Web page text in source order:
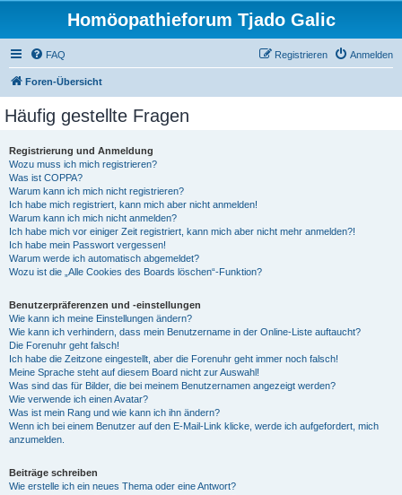
Homöopathieforum Tjado Galic
FAQ Anmelden
Registrieren
Foren-Übersicht
Häufig gestellte Fragen
Registrierung und Anmeldung
Wozu muss ich mich registrieren?
Was ist COPPA?
Warum kann ich mich nicht registrieren?
Ich habe mich registriert, kann mich aber nicht anmelden!
Warum kann ich mich nicht anmelden?
Ich habe mich vor einiger Zeit registriert, kann mich aber nicht mehr anmelden?!
Ich habe mein Passwort vergessen!
Warum werde ich automatisch abgemeldet?
Wozu ist die „Alle Cookies des Boards löschen“-Funktion?
Benutzerpräferenzen und -einstellungen
Wie kann ich meine Einstellungen ändern?
Wie kann ich verhindern, dass mein Benutzername in der Online-Liste auftaucht?
Die Forenuhr geht falsch!
Ich habe die Zeitzone eingestellt, aber die Forenuhr geht immer noch falsch!
Meine Sprache steht auf diesem Board nicht zur Auswahl!
Was sind das für Bilder, die bei meinem Benutzernamen angezeigt werden?
Wie verwende ich einen Avatar?
Was ist mein Rang und wie kann ich ihn ändern?
Wenn ich bei einem Benutzer auf den E-Mail-Link klicke, werde ich aufgefordert, mich
anzumelden.
Beiträge schreiben
Wie erstelle ich ein neues Thema oder eine Antwort?